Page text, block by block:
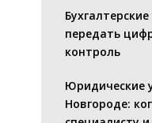
передать
контроль
Юридические
Новгороде: